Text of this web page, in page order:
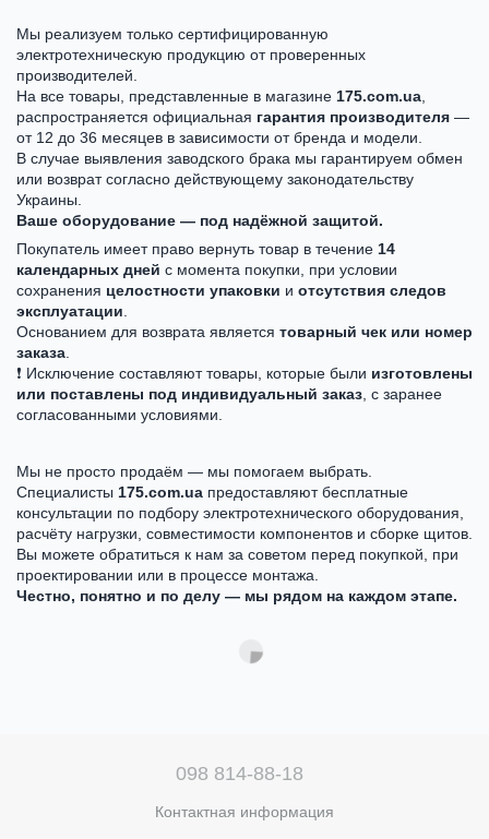
Мы реализуем только сертифицированную
электротехническую продукцию от проверенных
производителей.
На все товары, представленные в магазине 175.com.ua
распространяется официальная гарантия производителя —
от 12 до 36 месяцев в зависимости от бренда и модели.
В случае выявления заводского брака мы гарантируем обмен
или возврат согласно действующему законодательству
Украины.
Ваше оборудование — под надёжной защитой.
Покупатель имеет право вернуть товар в течение 14
календарных дней с момента покупки, при условии
сохранения целостности упаковки и отсутствия следов
эксплуатации
Основанием для возврата является товарный чек или номер
заказа
❗ Исключение составляют товары, которые были изготовлены
или поставлены под индивидуальный заказ , с заранее
согласованными условиями.
Мы не просто продаём — мы помогаем выбрать.
Специалисты 175.com.ua предоставляют бесплатные
консультации по подбору электротехнического оборудования,
расчёту нагрузки, совместимости компонентов и сборке щитов.
Вы можете обратиться к нам за советом перед покупкой, при
проектировании или в процессе монтажа.
Честно, понятно и по делу — мы рядом на каждом этапе.
098 814-88-18
Контактная информация